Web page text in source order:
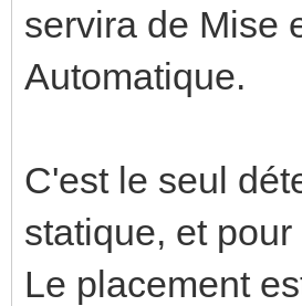
servira de Mise
Automatique.
C'est le seul
statique, et
Le placement